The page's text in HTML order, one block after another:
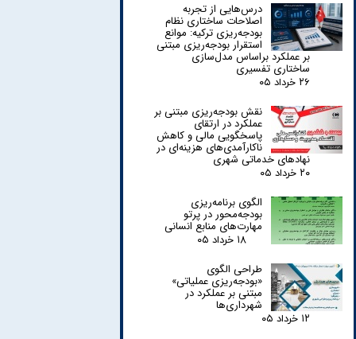
درس‌هایی از تجربه
اصلاحات ساختاری نظام
بودجه‌ریزی ترکیه: موانع
استقرار بودجه‌ریزی مبتنی
بر عملکرد براساس مدل‌سازی
ساختاری تفسیری
۲۶ خرداد ۰۵
نقش بودجه‌ریزی مبتنی بر
عملکرد در ارتقای
پاسخگویی مالی و کاهش
ناکارآمدی‌های هزینه‌ای در
نهادهای خدماتی شهری
۲۰ خرداد ۰۵
الگوی برنامه‌ریزی
بودجه‌محور در پرتو
مهارت‌های منابع انسانی
۱۸ خرداد ۰۵
طراحی الگوی
«بودجه‌ریزی عملیاتی»
مبتنی بر عملکرد در
شهرداری‌ها
۱۲ خرداد ۰۵